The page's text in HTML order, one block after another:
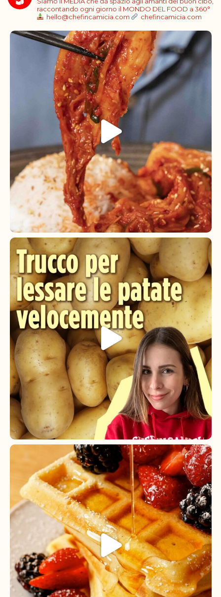
raccontando ogni giorno il MONDO DEL FOOD a 360°
hello@chefincamicia.com
chefincamicia.com